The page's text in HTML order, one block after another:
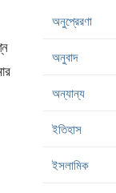
অনুপ্রেরণা
অনুবাদ
অন্যান্য
ইতিহাস
ইসলামিক